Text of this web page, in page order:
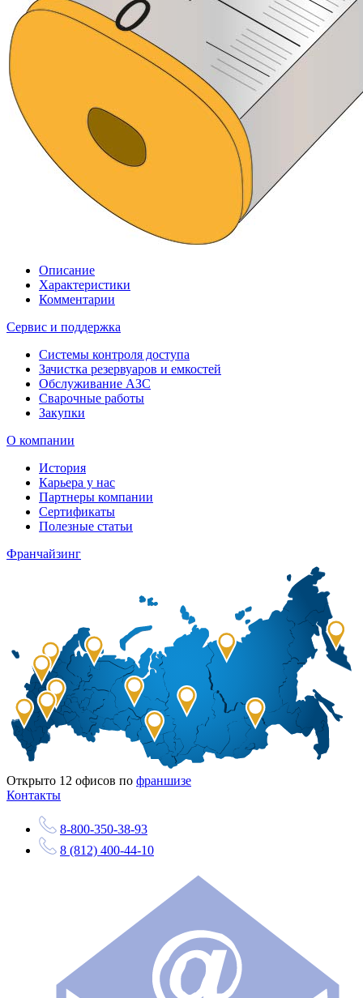
Описание
Характеристики
Комментарии
Сервис и поддержка
Системы контроля доступа
Зачистка резервуаров и емкостей
Обслуживание АЗС
Сварочные работы
Закупки
О компании
История
Карьера у нас
Партнеры компании
Сертификаты
Полезные статьи
Франчайзинг
Открыто 12 офисов по франшизе
Контакты
8-800-350-38-93
8 (812) 400-44-10